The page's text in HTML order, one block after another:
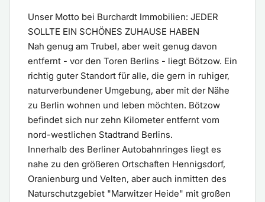
Unser Motto bei Burchardt Immobilien: JEDER
SOLLTE EIN SCHÖNES ZUHAUSE HABEN
Nah genug am Trubel, aber weit genug davon
entfernt - vor den Toren Berlins - liegt Bötzow. Ein
richtig guter Standort für alle, die gern in ruhiger,
naturverbundener Umgebung, aber mit der Nähe
zu Berlin wohnen und leben möchten. Bötzow
befindet sich nur zehn Kilometer entfernt vom
nord-westlichen Stadtrand Berlins.
Innerhalb des Berliner Autobahnringes liegt es
nahe zu den größeren Ortschaften Hennigsdorf,
Oranienburg und Velten, aber auch inmitten des
Naturschutzgebiet "Marwitzer Heide" mit großen